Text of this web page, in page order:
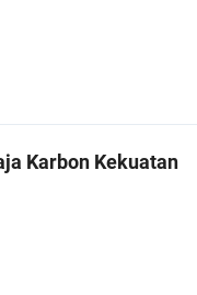
Karbon Kekuatan